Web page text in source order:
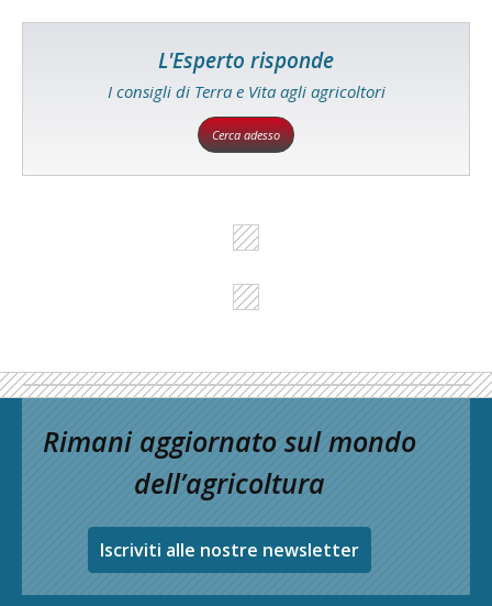
L'Esperto risponde
I consigli di Terra e Vita agli agricoltori
Cerca adesso
Rimani aggiornato sul mondo
dell’agricoltura
Iscriviti alle nostre newsletter